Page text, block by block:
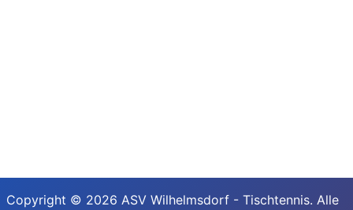
Copyright © 2026 ASV Wilhelmsdorf - Tischtennis. Alle